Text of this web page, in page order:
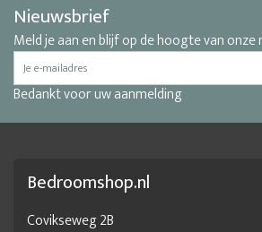
Nieuwsbrief
Meld je aan en blijf op de hoogte van onze
Bedankt voor uw aanmelding
Bedroomshop.nl
Covikseweg 2B